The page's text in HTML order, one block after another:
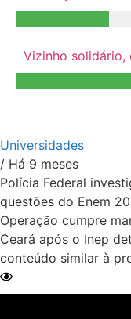
Vizinho solidário,
Universidades
/ Há 9 meses
Polícia Federal
questões do Enem
Operação cumpre
Ceará após o Inep
conteúdo similar à